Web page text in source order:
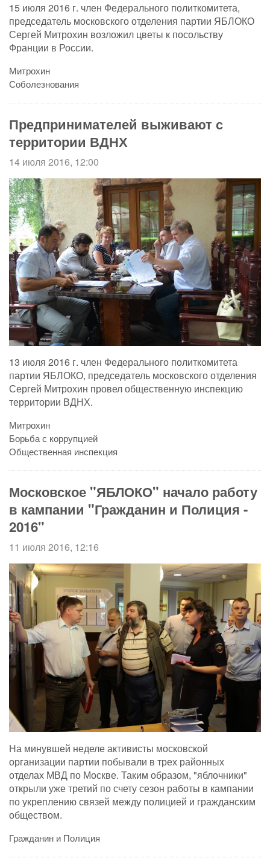
15 июля 2016 г. член Федерального политкомитета,
председатель московского отделения партии ЯБЛОКО
Сергей Митрохин возложил цветы к посольству
Франции в России.
Митрохин
Соболезнования
Предпринимателей выживают с
территории ВДНХ
14 июля 2016, 12:00
13 июля 2016 г. член Федерального политкомитета
партии ЯБЛОКО, председатель московского отделения
Сергей Митрохин провел общественную инспекцию
территории ВДНХ.
Митрохин
Борьба с коррупцией
Общественная инспекция
Московское "ЯБЛОКО" начало работу
в кампании "Гражданин и Полиция -
2016"
11 июля 2016, 12:16
На минувшей неделе активисты московской
организации партии побывали в трех районных
отделах МВД по Москве. Таким образом, "яблочники"
открыли уже третий по счету сезон работы в кампании
по укреплению связей между полицией и гражданским
обществом.
Гражданин и Полиция